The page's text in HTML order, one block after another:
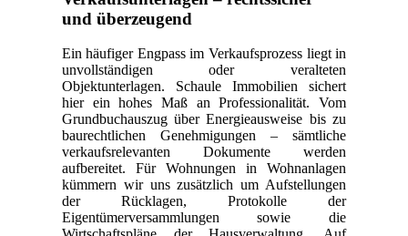
und überzeugend
Ein häufiger Engpass im Verkaufsprozess liegt in
unvollständigen oder veralteten
Objektunterlagen. Schaule Immobilien sichert
hier ein hohes Maß an Professionalität. Vom
Grundbuchauszug über Energieausweise bis zu
baurechtlichen Genehmigungen – sämtliche
verkaufsrelevanten Dokumente werden
aufbereitet. Für Wohnungen in Wohnanlagen
kümmern wir uns zusätzlich um Aufstellungen
der Rücklagen, Protokolle der
Eigentümerversammlungen sowie die